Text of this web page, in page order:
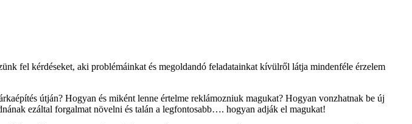
fel kérdéseket, aki problémáinkat és megoldandó feladatainkat kívülről látja mindenféle érzelem
útján? Hogyan és miként lenne értelme reklámozniuk magukat? Hogyan vonzhatnak be új
ezáltal forgalmat növelni és talán a legfontosabb…. hogyan adják el magukat!